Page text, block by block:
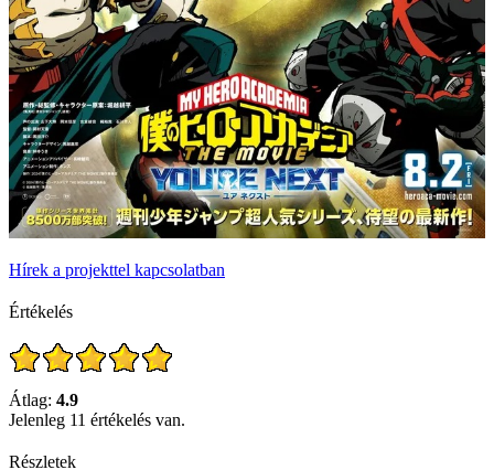
Hírek a projekttel kapcsolatban
Értékelés
Átlag: 4.9
Jelenleg 11 értékelés van.
Részletek